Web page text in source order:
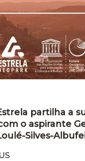
partilha a
o aspirante
Silves-